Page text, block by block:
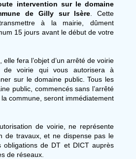
intervention sur le domaine
de Gilly sur Isère . Cette
à la mairie, dûment
15 jours avant le début de votre
elle fera l’objet d’un arrêté de voirie
de voirie qui vous autorisera à
sur le domaine public. Tous les
public, commencés sans l’arrêté
commune, seront immédiatement
de voirie, ne représente
de travaux, et ne dispense pas le
obligations de DT et DICT auprès
de réseaux.